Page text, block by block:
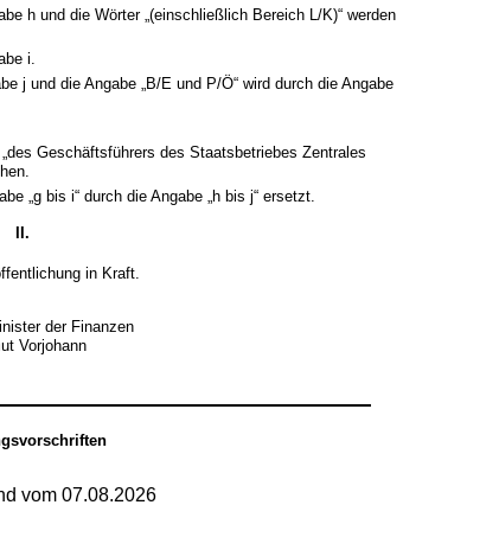
h und die Wörter „(einschließlich Bereich L/K)“ werden
i.
j und die Angabe „B/E und P/Ö“ wird durch die Angabe
Geschäftsführers des Staatsbetriebes Zentrales
„g bis i“ durch die Angabe „h bis j“ ersetzt.
II.
in Kraft.
der Finanzen
Vorjohann
vom 07.08.2026